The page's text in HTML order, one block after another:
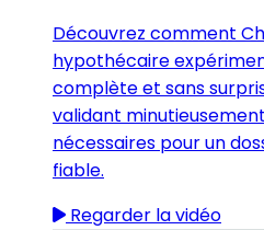
Découvrez comment
hypothécaire
complète et sans
validant
nécessaires pour un
fiable.
Regarder la vidéo